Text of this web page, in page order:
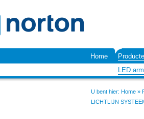
Home
LED
U bent hier: Home »
LICHTLIJN